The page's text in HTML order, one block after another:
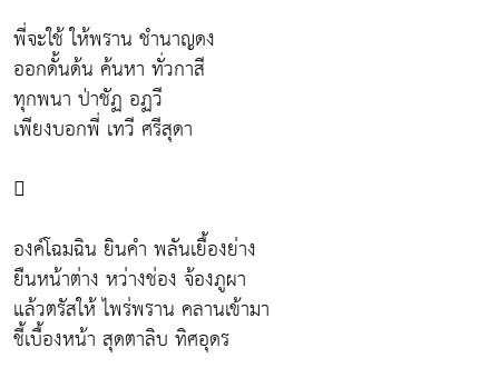
พี่จะใช้ ให้พราน ชำนาญดง
ออกดั้นด้น ค้นหา ทั่วกาสี
ทุกพนา ป่าชัฏ อฏวี
เพียงบอกพี่ เทวี ศรีสุดา

องค์โฉมฉิน ยินคำ พลันเยื้องย่าง
ยืนหน้าต่าง หว่างช่อง จ้องภูผา
แล้วตรัสให้ ไพร่พราน คลานเข้ามา
ชี้เบื้องหน้า สุดตาลิบ ทิศอุดร